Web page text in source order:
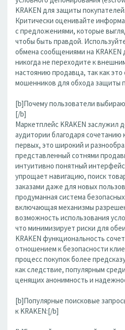
KRAKEN для защиты покупателей.
Критически оценивайте
с предложениями, которые
чтобы быть правдой.
обмена сообщениями на KRAKEN
никогда не переходите к
настоянию продавца, так как это
мошенников для обхода защиты
[b]Почему пользователи
[/b]
Маркетплейс KRAKEN заслужил
аудитории благодаря
первых, это широкий и
представленный сотнями
интуитивно понятный
упрощает навигацию, поиск
заказами даже для новых
продуманная система
включающая механизмы
возможность использования
что минимизирует риски для
KRAKEN функциональность
отношением к безопасности
процесс покупок более
как следствие, популярным
ценящих анонимность и
[b]Популярные поисковые
к KRAKEN:[/b]